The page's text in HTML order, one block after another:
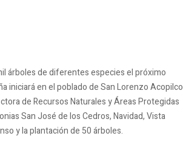
árboles de diferentes especies el próximo
iniciará en el poblado de San Lorenzo Acopilco
de Recursos Naturales y Áreas Protegidas
San José de los Cedros, Navidad, Vista
y la plantación de 50 árboles.